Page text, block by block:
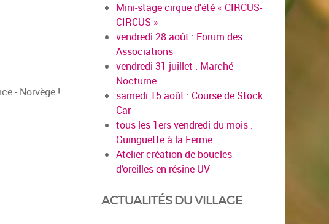
- Norvège !
Mini-stage cirque d'été « CIRCUS-
CIRCUS »
vendredi 28 août : Forum des
Associations
vendredi 31 juillet : Marché
Nocturne
samedi 15 août : Course de Stock
Car
tous les 1ers vendredi du mois :
Guinguette à la Ferme
Atelier création de boucles
d’oreilles en résine UV
ACTUALITÉS DU VILLAGE